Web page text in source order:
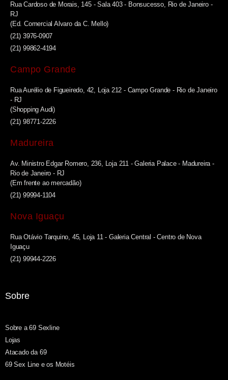
Rua Cardoso de Morais, 145 - Sala 403 - Bonsucesso, Rio de Janeiro -
RJ
(Ed. Comercial Alvaro da C. Mello)
(21) 3976-0907
(21) 99862-4194
Campo Grande
Rua Aurélio de Figueiredo, 42, Loja 212 - Campo Grande - Rio de Janeiro
- RJ
(Shopping Audi)
(21) 98771-2226
Madureira
Av. Ministro Edgar Romero, 236, Loja 211 - Galeria Palace - Madureira -
Rio de Janeiro - RJ
(Em frente ao mercadão)
(21) 99994-1104
Nova Iguaçu
Rua Otávio Tarquino, 45, Loja 11 - Galeria Central - Centro de Nova
Iguaçu
(21) 99944-2226
Sobre
Sobre a 69 Sexline
Lojas
Atacado da 69
69 Sex Line e os Motéis